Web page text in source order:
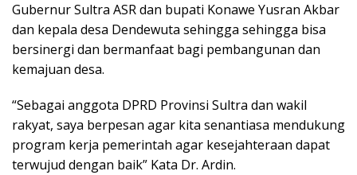
Gubernur Sultra ASR dan bupati Konawe Yusran Akbar
dan kepala desa Dendewuta sehingga sehingga bisa
bersinergi dan bermanfaat bagi pembangunan dan
kemajuan desa.
“Sebagai anggota DPRD Provinsi Sultra dan wakil
rakyat, saya berpesan agar kita senantiasa mendukung
program kerja pemerintah agar kesejahteraan dapat
terwujud dengan baik” Kata Dr. Ardin.